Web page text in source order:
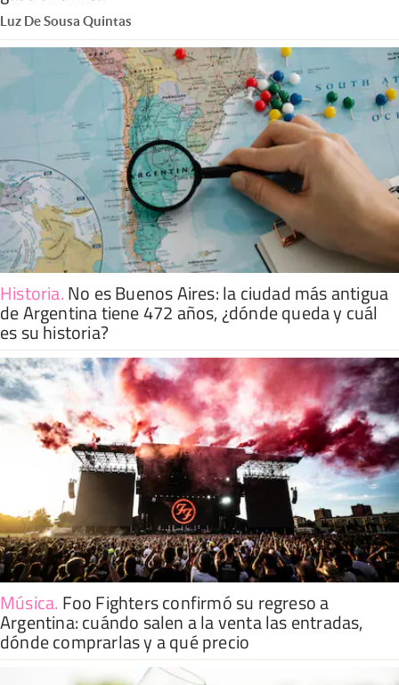
Luz De Sousa Quintas
Historia.No es Buenos Aires: la ciudad más antigua
de Argentina tiene 472 años, ¿dónde queda y cuál
es su historia?
Música. Foo Fighters confirmó su regreso a
Argentina: cuándo salen a la venta las entradas,
dónde comprarlas y a qué precio